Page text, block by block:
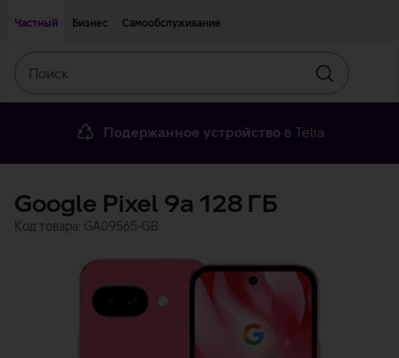
Частный
Бизнес Самообслуживание
Искать
Подержанное устройство в Telia
Google Pixel 9a 128 ГБ
Код товара: GA09565-GB